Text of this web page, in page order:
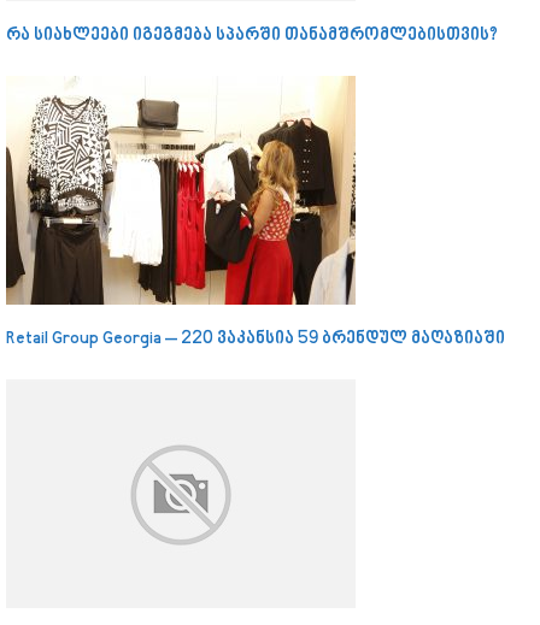
რა სიახლეები იგეგმება სპარში თანამშრომლებისთვის?
Retail Group Georgia – 220 ვაკანსია 59 ბრენდულ მაღაზიაში